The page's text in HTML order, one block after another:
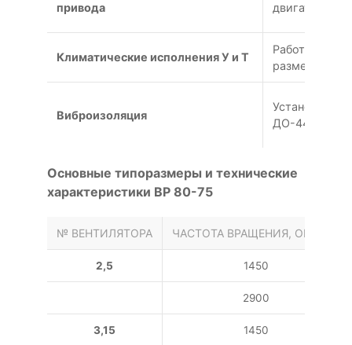
привода
двигателем;
Климатические исполнения У и Т
Работа при
размещения
Виброизоляция
Установка
ДО-44
Основные типоразмеры и технические
характеристики ВР 80-75
№ ВЕНТИЛЯТОРА ЧАСТОТА ВРАЩЕНИЯ, ОБ/МИН
2,5 1450
2900
3,15 1450